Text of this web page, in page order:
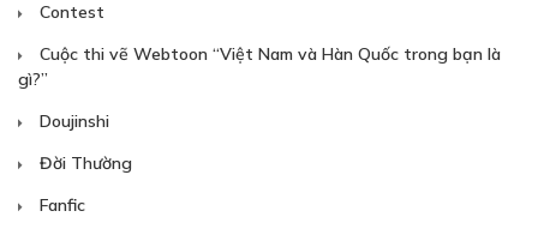
Contest
Cuộc thi vẽ Webtoon “Việt Nam và Hàn Quốc trong bạn là
gì?”
Doujinshi
Đời Thường
Fanfic